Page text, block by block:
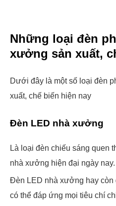
Những loại đèn
xưởng sản xuất,
Dưới đây là một số loại đèn
xuất, chế biến hiện nay
Đèn LED nhà xưởng
Là loại đèn chiếu sáng quen
nhà xưởng hiện đại ngày nay.
Đèn LED nhà xưởng hay còn
có thể đáp ứng mọi tiêu chí